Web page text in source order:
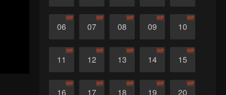
06
VIP
07
VIP
08
VIP
09
VIP
10
VIP
11
VIP
12
VIP
13
VIP
14
VIP
15
VIP
16
VIP
17
VIP
18
VIP
19
VIP
20
VIP